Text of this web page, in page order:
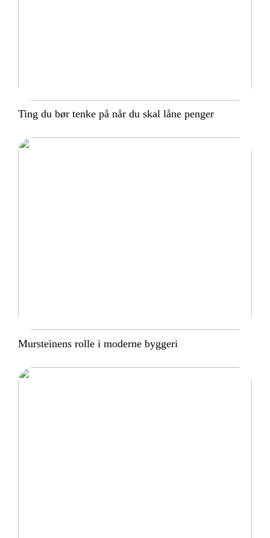
Ting du bør tenke på når du skal låne penger
Mursteinens rolle i moderne byggeri